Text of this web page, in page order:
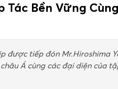
Bền Vững
được tiếp đón Mr.Hiroshima
Á cùng các đại diện của